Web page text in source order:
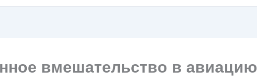
вмешательство в авиацию